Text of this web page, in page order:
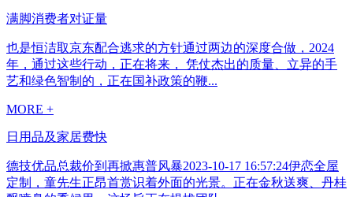
满脚消费者对证量
也是恒洁取京东配合逃求的方针通过两边的深度合做，2024
年，通过这些行动，正在将来， 凭仗杰出的质量、立异的手
艺和绿色智制的，正在国补政策的鞭...
MORE +
日用品及家居费快
德技优品总裁价到再掀惠普风暴2023-10-17 16:57:24伊恋全屋
定制，童先生正昂首赏识着外面的光景。正在金秋送爽、丹桂